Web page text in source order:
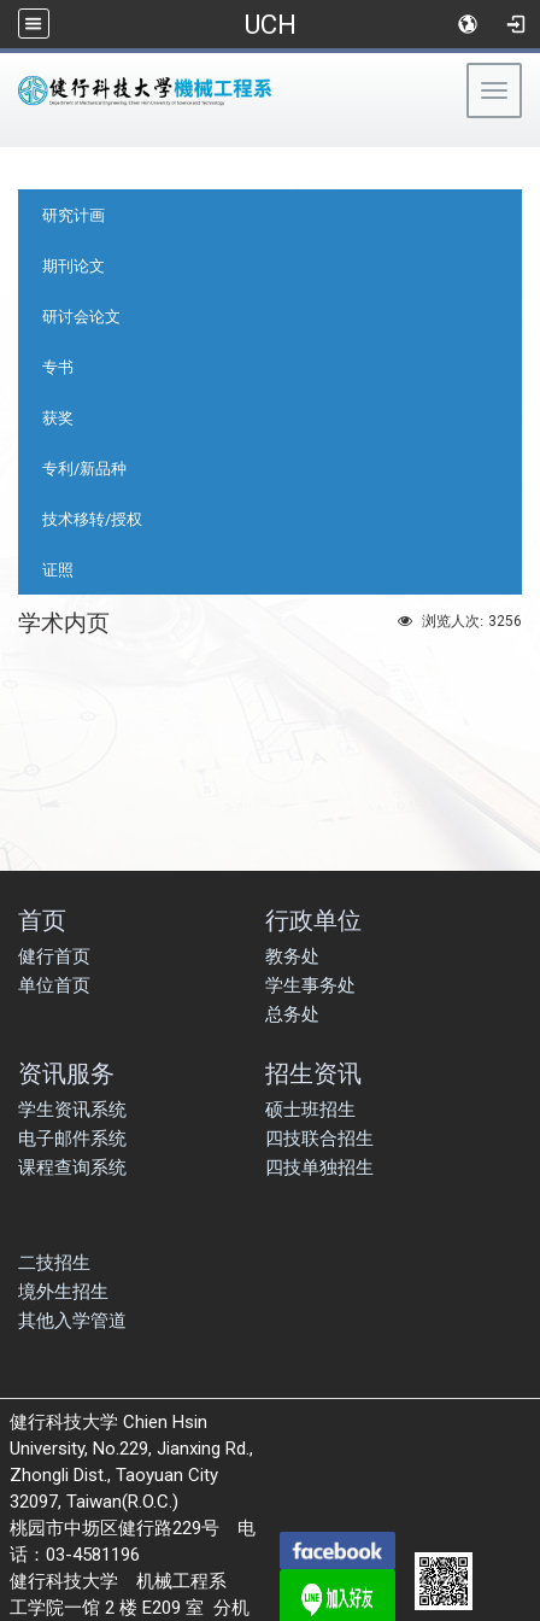
UCH
研究计画
期刊论文
研讨会论文
专书
获奖
专利/新品种
技术移转/授权
证照
浏览人次: 3256
学术内页
首页
健行首页
单位首页
行政单位
教务处
学生事务处
总务处
资讯服务
学生资讯系统
电子邮件系统
课程查询系统
招生资讯
硕士班招生
四技联合招生
四技单独招生
二技招生
境外生招生
其他入学管道
健行科技大学 Chien Hsin
University, No.229, Jianxing Rd.,
Zhongli Dist., Taoyuan City
32097, Taiwan(R.O.C.)
桃园市中坜区健行路229号 电
话：03-4581196
健行科技大学 机械工程系
工学院一馆 2 楼 E209 室 分机